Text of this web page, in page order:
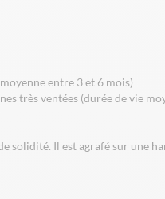
entre 3 et 6 mois)
très ventées (durée de vie
Il est agrafé sur une